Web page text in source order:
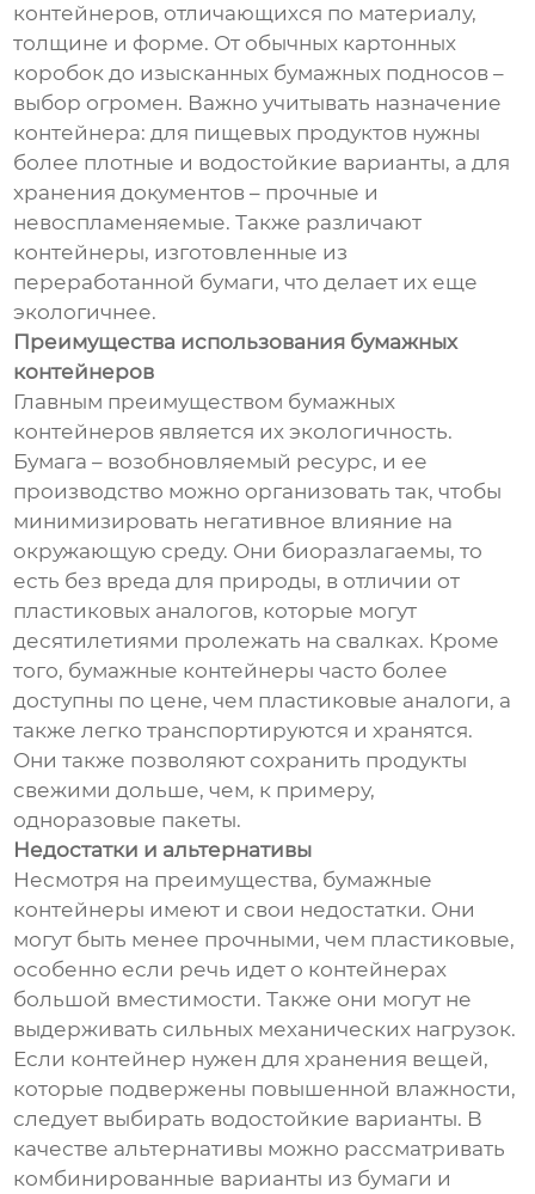
контейнеров, отличающихся по материалу,
толщине и форме. От обычных картонных
коробок до изысканных бумажных подносов –
выбор огромен. Важно учитывать назначение
контейнера: для пищевых продуктов нужны
более плотные и водостойкие варианты, а для
хранения документов – прочные и
невоспламеняемые. Также различают
контейнеры, изготовленные из
переработанной бумаги, что делает их еще
экологичнее.
Преимущества использования бумажных
контейнеров
Главным преимуществом бумажных
контейнеров является их экологичность.
Бумага – возобновляемый ресурс, и ее
производство можно организовать так, чтобы
минимизировать негативное влияние на
окружающую среду. Они биоразлагаемы, то
есть без вреда для природы, в отличии от
пластиковых аналогов, которые могут
десятилетиями пролежать на свалках. Кроме
того, бумажные контейнеры часто более
доступны по цене, чем пластиковые аналоги, а
также легко транспортируются и хранятся.
Они также позволяют сохранить продукты
свежими дольше, чем, к примеру,
одноразовые пакеты.
Недостатки и альтернативы
Несмотря на преимущества, бумажные
контейнеры имеют и свои недостатки. Они
могут быть менее прочными, чем пластиковые,
особенно если речь идет о контейнерах
большой вместимости. Также они могут не
выдерживать сильных механических нагрузок.
Если контейнер нужен для хранения вещей,
которые подвержены повышенной влажности,
следует выбирать водостойкие варианты. В
качестве альтернативы можно рассматривать
комбинированные варианты из бумаги и